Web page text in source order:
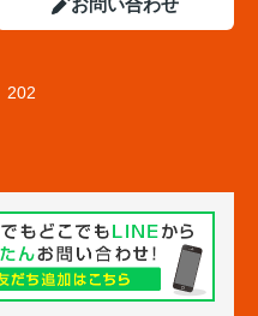
202